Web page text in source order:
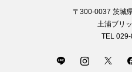
〒300-0037 茨城
土浦ブリ
TEL